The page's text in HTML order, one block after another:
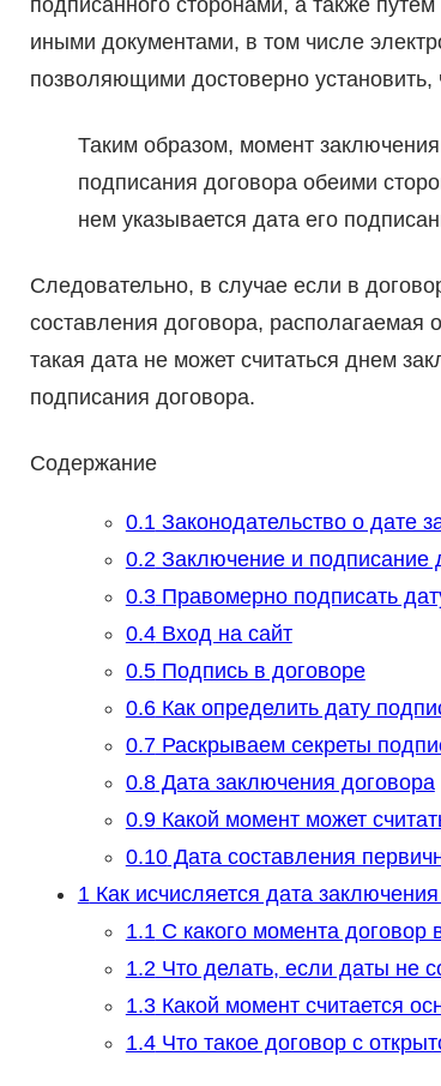
подписанного сторонами, а также
иными документами, в том числе
позволяющими достоверно установить,
Таким образом, момент
подписания договора обеими
нем указывается дата его
Следовательно, в случае если в
составления договора, располагаемая
такая дата не может считаться днем
подписания договора.
Содержание
0.1Законодательство о дате
0.2Заключение и подписание
0.3Правомерно подписать
0.4Вход на сайт
0.5Подпись в договоре
0.6Как определить дату
0.7Раскрываем секреты
0.8Дата заключения договора
0.9Какой момент может
0.10Дата составления
1Как исчисляется дата
1.1С какого момента договор
1.2Что делать, если даты не
1.3Какой момент считается
1.4Что такое договор с